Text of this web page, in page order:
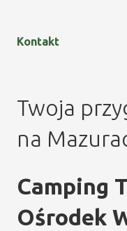
Kontakt
Twoja
na
Camping
Ośrodek